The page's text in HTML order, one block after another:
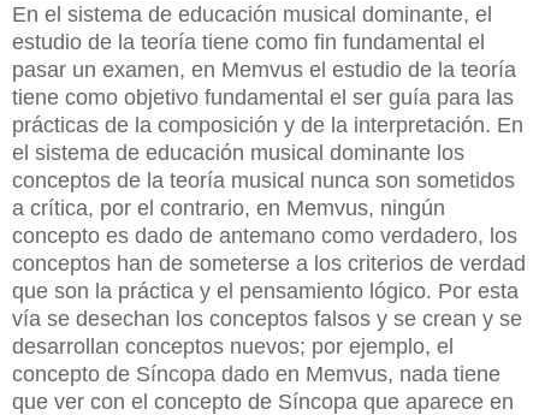
En el sistema de educación musical dominante, el
estudio de la teoría tiene como fin fundamental el
pasar un examen, en Memvus el estudio de la teoría
tiene como objetivo fundamental el ser guía para las
prácticas de la composición y de la interpretación. En
el sistema de educación musical dominante los
conceptos de la teoría musical nunca son sometidos
a crítica, por el contrario, en Memvus, ningún
concepto es dado de antemano como verdadero, los
conceptos han de someterse a los criterios de verdad
que son la práctica y el pensamiento lógico. Por esta
vía se desechan los conceptos falsos y se crean y se
desarrollan conceptos nuevos; por ejemplo, el
concepto de Síncopa dado en Memvus, nada tiene
que ver con el concepto de Síncopa que aparece en